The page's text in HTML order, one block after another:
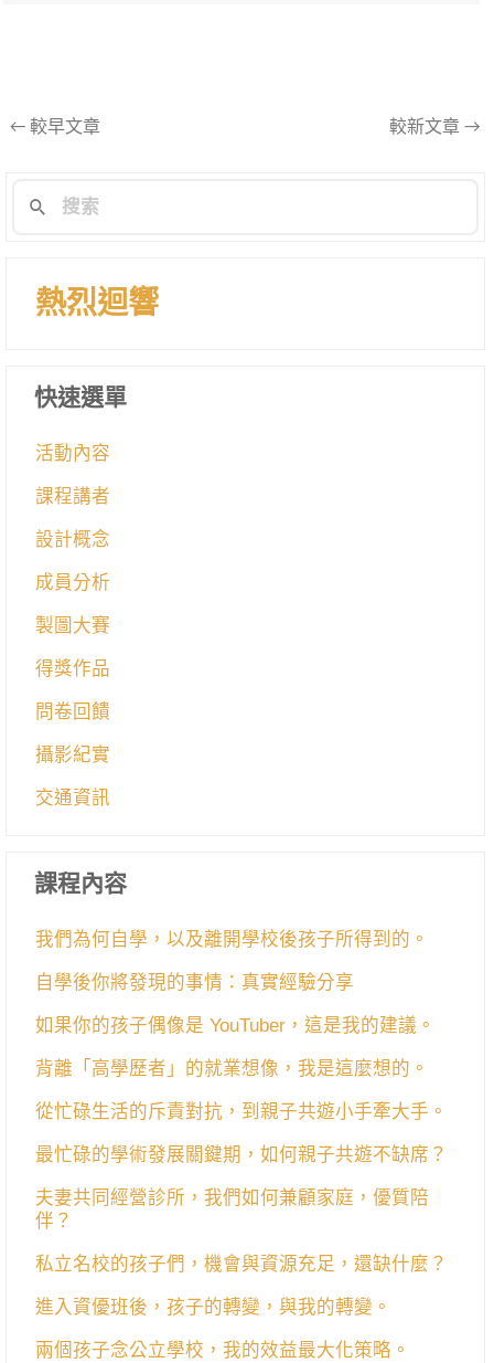
文
← 較早文章 較新文章 →
熱烈迴響
快速選單
活動內容
課程講者
設計概念
成員分析
製圖大賽
得獎作品
問卷回饋
攝影紀實
交通資訊
課程內容
我們為何自學，以及離開學校後孩子所得到的。
自學後你將發現的事情：真實經驗分享
如果你的孩子偶像是 YouTuber，這是我的建議。
背離「高學歷者」的就業想像，我是這麼想的。
從忙碌生活的斥責對抗，到親子共遊小手牽大手。
最忙碌的學術發展關鍵期，如何親子共遊不缺席？
夫妻共同經營診所，我們如何兼顧家庭，優質陪
伴？
私立名校的孩子們，機會與資源充足，還缺什麼？
進入資優班後，孩子的轉變，與我的轉變。
兩個孩子念公立學校，我的效益最大化策略。